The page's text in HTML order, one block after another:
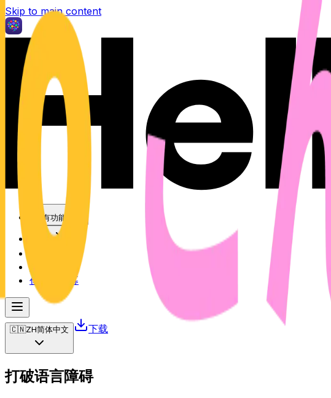
Skip to main content
所有功能
创作者招募
🇨🇳ZH简体中文 下载
打破语言障碍